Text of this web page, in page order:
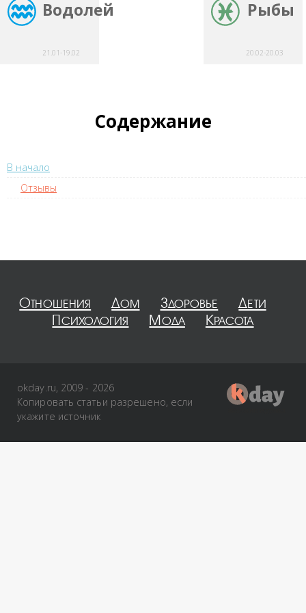
Водолей
21.01-19.02
Рыбы
20.02-20.03
Содержание
В начало
Отзывы
Отношения Дом Здоровье
Дети
Психология
Мода Красота
okday.ru, 2009 - 2026
Копировать статьи разрешено, если
укажите источник